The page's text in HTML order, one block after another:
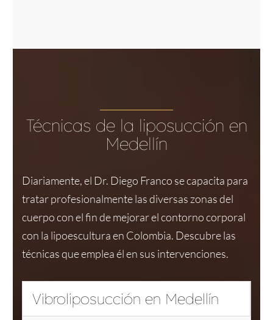
Técnicas de la liposucción en
Medellín
Diariamente, el Dr. Diego Franco se capacita para
tratar profesionalmente las diversas zonas del
cuerpo con el fin de mejorar el contorno corporal
con la lipoescultura en Colombia. Descubre las
técnicas que emplea él en sus intervenciones.
Vibroliposucción en Medellín